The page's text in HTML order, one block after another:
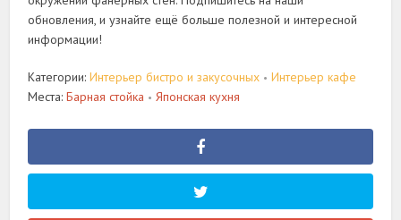
обновления, и узнайте ещё больше полезной и интересной
информации!
Категории:Интерьер бистро и закусочных • Интерьер кафе
Места:Барная стойка • Японская кухня